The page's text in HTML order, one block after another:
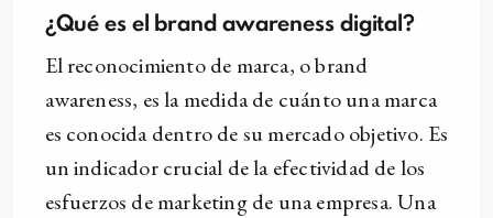
¿Qué es el brand awareness digital?
El reconocimiento de marca, o brand
awareness, es la medida de cuánto una marca
es conocida dentro de su mercado objetivo. Es
un indicador crucial de la efectividad de los
esfuerzos de marketing de una empresa. Una